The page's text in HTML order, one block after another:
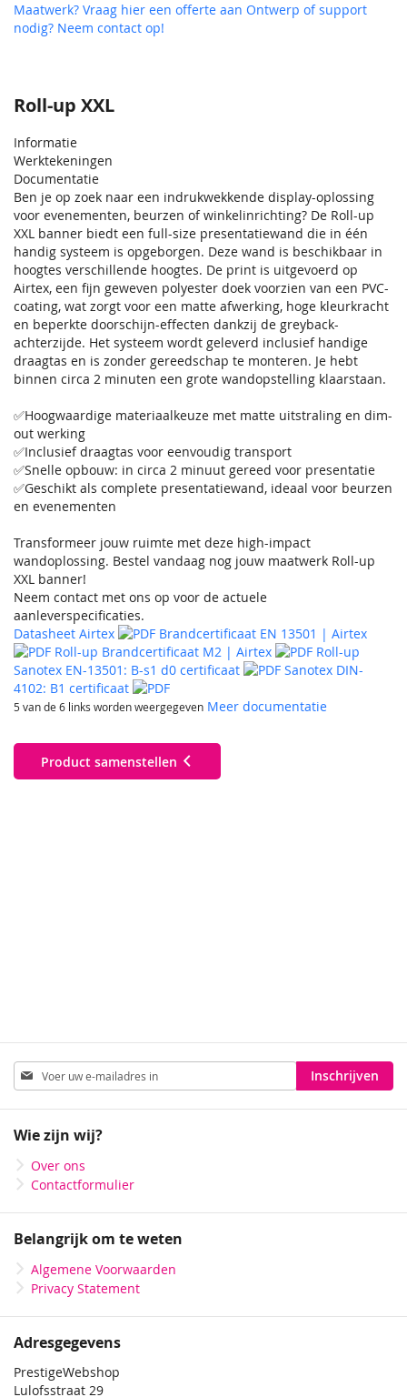
Roll-up XXL
Informatie
Werktekeningen
Documentatie
Ben je op zoek naar een indrukwekkende display-oplossing
voor evenementen, beurzen of winkelinrichting? De Roll-up
XXL banner biedt een full-size presentatiewand die in één
handig systeem is opgeborgen. Deze wand is beschikbaar in
hoogtes verschillende hoogtes. De print is uitgevoerd op
Airtex, een fijn geweven polyester doek voorzien van een PVC-
coating, wat zorgt voor een matte afwerking, hoge kleurkracht
en beperkte doorschijn-effecten dankzij de greyback-
achterzijde. Het systeem wordt geleverd inclusief handige
draagtas en is zonder gereedschap te monteren. Je hebt
binnen circa 2 minuten een grote wandopstelling klaarstaan.
✅Hoogwaardige materiaalkeuze met matte uitstraling en dim-
out werking
✅Inclusief draagtas voor eenvoudig transport
✅Snelle opbouw: in circa 2 minuut gereed voor presentatie
✅Geschikt als complete presentatiewand, ideaal voor beurzen
en evenementen
Transformeer jouw ruimte met deze high-impact
wandoplossing. Bestel vandaag nog jouw maatwerk Roll-up
XXL banner!
Neem contact met ons op voor de actuele
aanleverspecificaties.
Datasheet Airtex
Brandcertificaat EN 13501 | Airtex
Roll-up Brandcertificaat M2 | Airtex
Roll-up
Sanotex EN-13501: B-s1 d0 certificaat
Sanotex DIN-
4102: B1 certificaat
5 van de 6 links worden weergegeven Meer documentatie
Product samenstellen
Maatwerk? Vraag hier een offerte aan Ontwerp of support
nodig? Neem contact op!
Abonneer
u
op
nieuwsbrief
Inschrijven
Wie zijn wij?
Over ons
Contactformulier
Belangrijk om te weten
Algemene Voorwaarden
Privacy Statement
Adresgegevens
PrestigeWebshop
Lulofsstraat 29